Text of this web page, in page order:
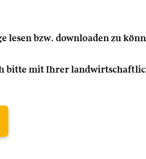
lesen bzw. downloaden zu
bitte mit Ihrer